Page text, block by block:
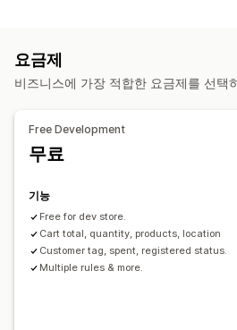
요금제
비즈니스에 가장 적합한 요금제를 선택
Free Development
무료
기능
Free for dev store.
Cart total, quantity, products, location
Customer tag, spent, registered status.
Multiple rules & more.